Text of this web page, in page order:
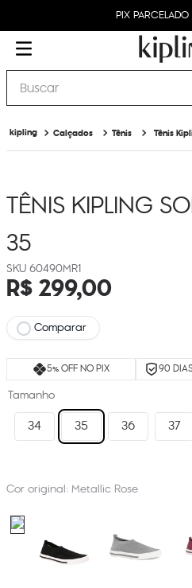
PIX
Buscar
Calçados Tênis Tênis
TÊNIS KIPLING
35
60490MR1
R$299,00
Comparar
5% OFF NO PIX 90
Tamanho
34 35 36 37
Cor original: Metallic Rose